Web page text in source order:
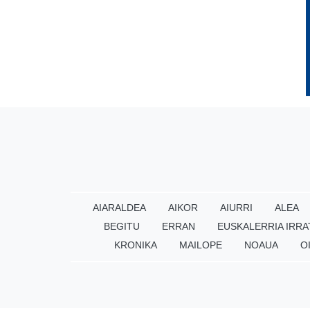
AIARALDEA AIKOR AIURRI ALEA
BEGITU
ERRAN EUSKALERRIA
KRONIKA
MAILOPE NOAUA